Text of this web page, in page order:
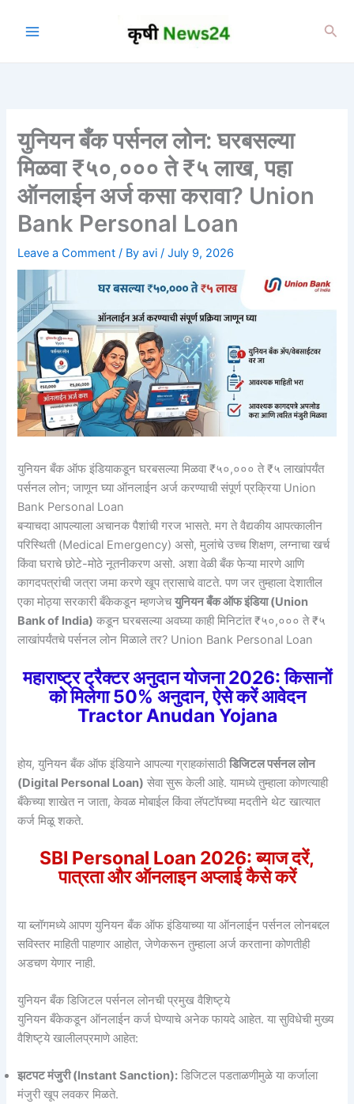
युनियन बँक पर्सनल लोन: घरबसल्या
मिळवा ₹५०,००० ते ₹५ लाख, पहा
ऑनलाईन अर्ज कसा करावा? Union
Bank Personal Loan
Leave a Comment / Byavi/July 9, 2026
युनियन बँक ऑफ इंडियाकडून घरबसल्या मिळवा ₹५०,००० ते ₹५ लाखांपर्यंत
पर्सनल लोन; जाणून घ्या ऑनलाईन अर्ज करण्याची संपूर्ण प्रक्रिया Union
Bank Personal Loan
बऱ्याचदा आपल्याला अचानक पैशांची गरज भासते. मग ते वैद्यकीय आपत्कालीन
परिस्थिती (Medical Emergency) असो, मुलांचे उच्च शिक्षण, लग्नाचा खर्च
किंवा घराचे छोटे-मोठे नूतनीकरण असो. अशा वेळी बँक फेऱ्या मारणे आणि
कागदपत्रांची जत्रा जमा करणे खूप त्रासाचे वाटते. पण जर तुम्हाला देशातील
एका मोठ्या सरकारी बँकेकडून म्हणजेचयुनियन बँक ऑफ इंडिया (Union
Bank of India) कडून घरबसल्या अवघ्या काही मिनिटांत ₹५०,००० ते ₹५
लाखांपर्यंतचे पर्सनल लोन मिळाले तर? Union Bank Personal Loan
महाराष्ट्र ट्रैक्टर अनुदान योजना 2026: किसानों
को मिलेगा 50% अनुदान, ऐसे करें आवेदन
Tractor Anudan Yojana
होय, युनियन बँक ऑफ इंडियाने आपल्या ग्राहकांसाठीडिजिटल पर्सनल लोन
(Digital Personal Loan) सेवा सुरू केली आहे. यामध्ये तुम्हाला कोणत्याही
बँकेच्या शाखेत न जाता, केवळ मोबाईल किंवा लॅपटॉपच्या मदतीने थेट खात्यात
कर्ज मिळू शकते.
SBI Personal Loan 2026: ब्याज दरें,
पात्रता और ऑनलाइन अप्लाई कैसे करें
या ब्लॉगमध्ये आपण युनियन बँक ऑफ इंडियाच्या या ऑनलाईन पर्सनल लोनबद्दल
सविस्तर माहिती पाहणार आहोत, जेणेकरून तुम्हाला अर्ज करताना कोणतीही
अडचण येणार नाही.
युनियन बँक डिजिटल पर्सनल लोनची प्रमुख वैशिष्ट्ये
युनियन बँकेकडून ऑनलाईन कर्ज घेण्याचे अनेक फायदे आहेत. या सुविधेची मुख्य
वैशिष्ट्ये खालीलप्रमाणे आहेत:
झटपट मंजुरी (Instant Sanction): डिजिटल पडताळणीमुळे या कर्जाला
मंजुरी खूप लवकर मिळते.